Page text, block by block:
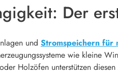
Der
und Stromspeichern für
wie kleine
Holzöfen unterstützen